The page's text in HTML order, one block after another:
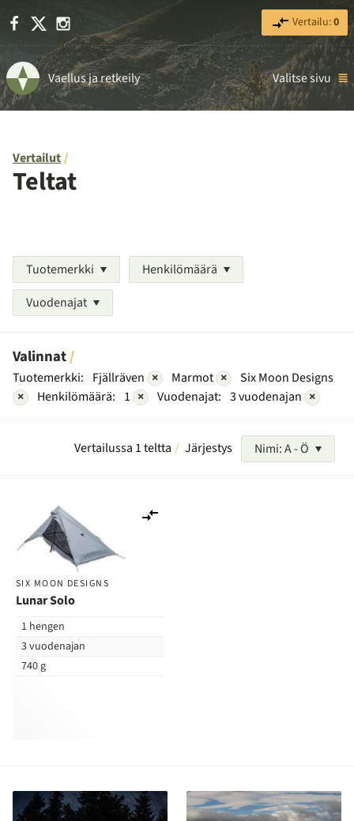
Facebook Instagram Vertailu:0
Vaellus ja retkeily Valitse sivu
Vertailut
Teltat
Tuotemerkki
Henkilömäärä
Vuodenajat
Valinnat
Tuotemerkki: Fjällräven × Marmot ×
Six Moon Designs
×
Henkilömäärä: 1 × Vuodenajat: 3 vuodenajan ×
Vertailussa 1 teltta Järjestys Nimi: A - Ö
SIX MOON DESIGNS
Lunar Solo
1 hengen
3 vuodenajan
740 g